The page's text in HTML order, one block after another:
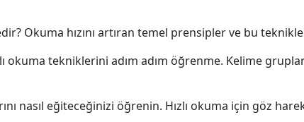
Okuma hızını artıran temel prensipler ve bu
okuma tekniklerini adım adım öğrenme. Kelime
nasıl eğiteceğinizi öğrenin. Hızlı okuma için göz